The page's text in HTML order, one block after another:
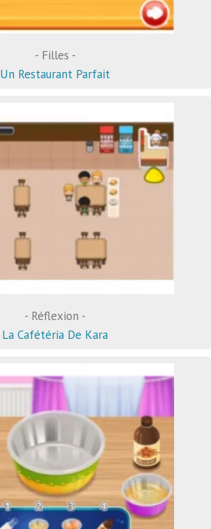
- Filles -
Un Restaurant Parfait
- Réflexion -
La Cafétéria De Kara